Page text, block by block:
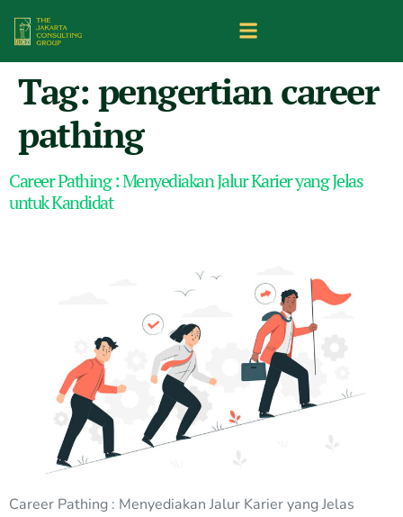
Tag: pengertian career
pathing
Career Pathing : Menyediakan Jalur Karier yang Jelas
untuk Kandidat
Career Pathing : Menyediakan Jalur Karier yang Jelas